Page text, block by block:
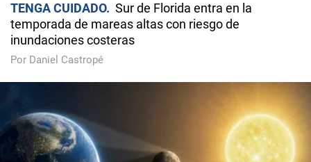
TENGA CUIDADO
Sur de Florida entra en la
temporada de mareas altas con riesgo de
inundaciones costeras
Por Daniel Castropé